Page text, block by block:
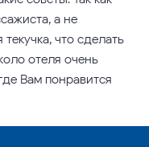
а не
что сделать
отеля очень
Вам понравится